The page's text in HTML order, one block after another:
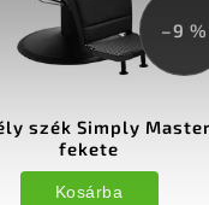
–16 %
kozmetikai szék –
színválasztással
Bővebben